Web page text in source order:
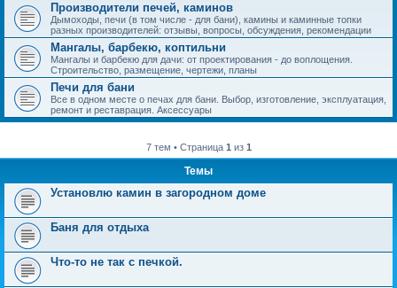
Производители печей, каминов
Дымоходы, печи (в том числе - для бани), камины и каминные топки
разных производителей: отзывы, вопросы, обсуждения, рекомендации
Мангалы, барбекю, коптильни
Мангалы и барбекю для дачи: от проектирования - до воплощения.
Строительство, размещение, чертежи, планы
Печи для бани
Все в одном месте о печах для бани. Выбор, изготовление, эксплуатация,
ремонт и реставрация. Аксессуары
7 тем • Страница 1 из 1
Темы
Установлю камин в загородном доме
Баня для отдыха
Что-то не так с печкой.